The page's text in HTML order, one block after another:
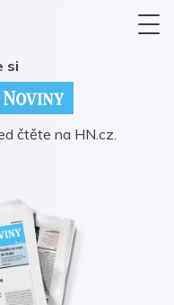
si
čtěte na HN.cz.